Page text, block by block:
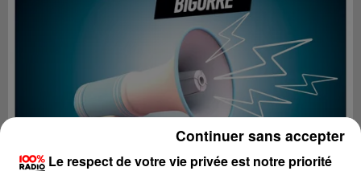
Le respect de votre vie privée est notre priorité
Continuer sans accepter